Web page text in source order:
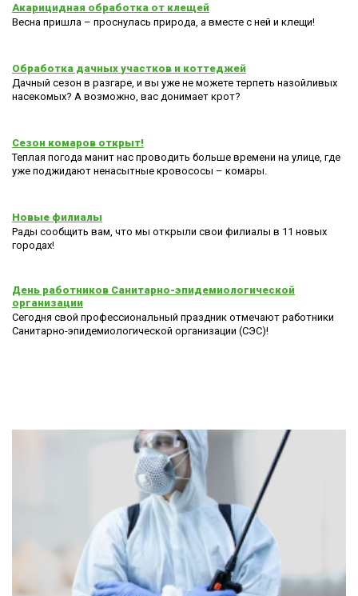
Акарицидная обработка от клещей
Весна пришла – проснулась природа, а вместе с ней и клещи!
Обработка дачных участков и коттеджей
Дачный сезон в разгаре, и вы уже не можете терпеть назойливых
насекомых? А возможно, вас донимает крот?
Сезон комаров открыт!
Теплая погода манит нас проводить больше времени на улице, где
уже поджидают ненасытные кровососы – комары.
Новые филиалы
Рады сообщить вам, что мы открыли свои филиалы в 11 новых
городах!
День работников Санитарно-эпидемиологической
организации
Сегодня свой профессиональный праздник отмечают работники
Санитарно-эпидемиологической организации (СЭС)!